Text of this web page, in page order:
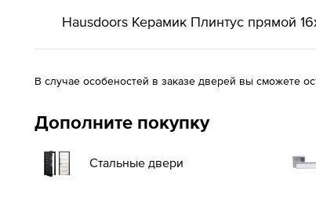
Hausdoors Керамик Плинтус прямой
В случае особеностей в заказе дверей вы сможете
Дополните покупку
Стальные двери